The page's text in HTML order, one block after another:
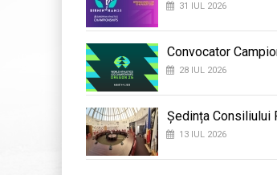
31 IUL 2026
Convocator
28 IUL 2026
Ședința Consiliului
13 IUL 2026